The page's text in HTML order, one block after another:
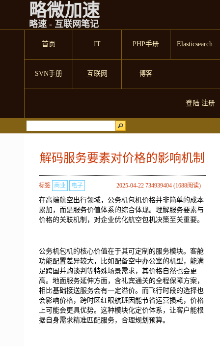
略微加速
略速 - 互联网笔记
首页 IT PHP手册 Elasticsearch
SVN手册 互联网 博客
登陆 注册
解码服务要素对价格的影响机制
2025-04-22 734939404 (1688阅读)
标签 商业 电子
在高端航空出行领域，公务机包机价格并非简单的成本
累加，而是服务价值体系的综合体现。理解服务要素与
价格的关联机制，对企业优化航空包机决策至关重要。
公务机包机的核心价值在于其可定制的服务模块。客舱
功能配置差异较大，比如配备空中办公室的机型，能满
足跨国并购谈判等特殊场景需求，其价格自然也会更
高。地面服务延伸方面，含礼宾通关的全程保障方案，
相比基础接送服务会有一定溢价。而飞行时段的选择也
会影响价格，跨时区红眼航班因能节省运营损耗，价格
上可能会更具优势。这种模块化定价体系，让客户能根
据自身需求精准匹配服务，合理规划预算。